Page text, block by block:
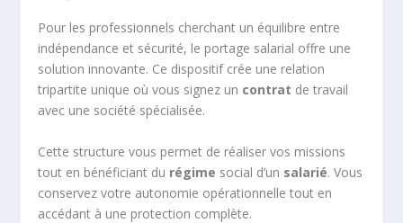
Pour les professionnels cherchant un équilibre entre
indépendance et sécurité, le portage salarial offre une
solution innovante. Ce dispositif crée une relation
tripartite unique où vous signez un contrat de travail
avec une société spécialisée.
Cette structure vous permet de réaliser vos missions
tout en bénéficiant du régime social d’un salarié. Vous
conservez votre autonomie opérationnelle tout en
accédant à une protection complète.